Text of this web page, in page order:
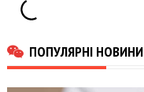
ПОПУЛЯРНІ НОВИНИ